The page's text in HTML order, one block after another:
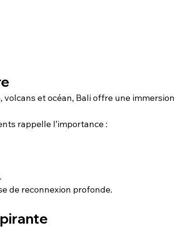
et océan, Bali offre une immersion
rappelle l’importance :
de reconnexion profonde.